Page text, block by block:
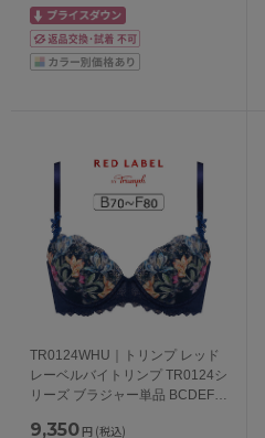
TR0124WHU｜トリンプ レッド
レーベルバイトリンプ TR0124シ
リーズ ブラジャー単品 BCDEFカ
9,350 円 (税込)